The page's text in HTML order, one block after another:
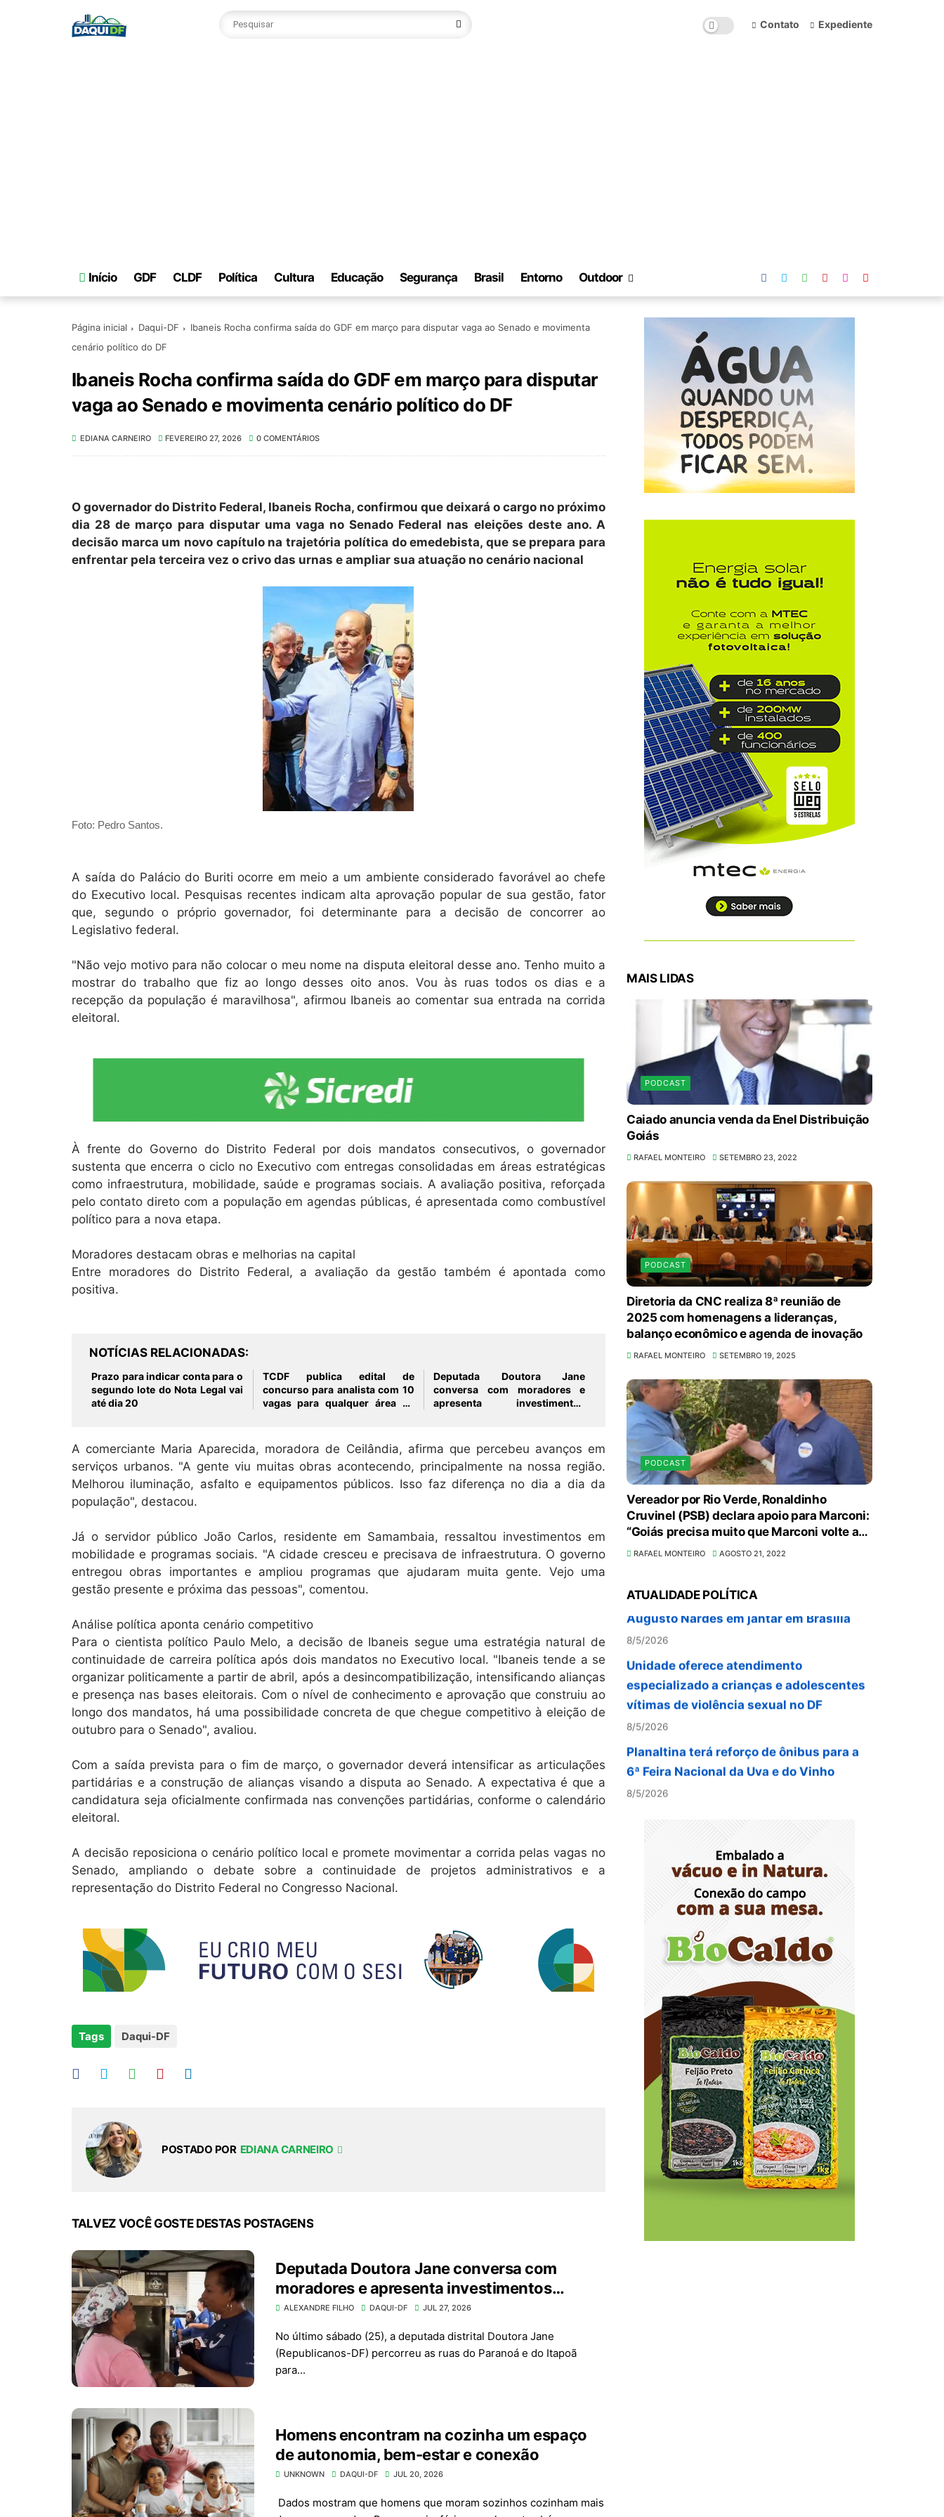
Contato Expediente
Início GDF CLDF Política Cultura Educação Segurança Brasil Entorno Outdoor
Página inicial Daqui-DF
Ibaneis Rocha confirma saída do GDF em março para disputar vaga ao Senado e movimenta
cenário político do DF
Ibaneis Rocha confirma saída do GDF em março para disputar
vaga ao Senado e movimenta cenário político do DF
EDIANA CARNEIRO FEVEREIRO 27, 2026 0 COMENTÁRIOS
O governador do Distrito Federal, Ibaneis Rocha, confirmou que deixará o cargo no próximo
dia 28 de março para disputar uma vaga no Senado Federal nas eleições deste ano. A
decisão marca um novo capítulo na trajetória política do emedebista, que se prepara para
enfrentar pela terceira vez o crivo das urnas e ampliar sua atuação no cenário nacional
Foto: Pedro Santos.
A saída do Palácio do Buriti ocorre em meio a um ambiente considerado favorável ao chefe
do Executivo local. Pesquisas recentes indicam alta aprovação popular de sua gestão, fator
que, segundo o próprio governador, foi determinante para a decisão de concorrer ao
Legislativo federal.
"Não vejo motivo para não colocar o meu nome na disputa eleitoral desse ano. Tenho muito a
mostrar do trabalho que fiz ao longo desses oito anos. Vou às ruas todos os dias e a
recepção da população é maravilhosa", afirmou Ibaneis ao comentar sua entrada na corrida
eleitoral.
À frente do Governo do Distrito Federal por dois mandatos consecutivos, o governador
sustenta que encerra o ciclo no Executivo com entregas consolidadas em áreas estratégicas
como infraestrutura, mobilidade, saúde e programas sociais. A avaliação positiva, reforçada
pelo contato direto com a população em agendas públicas, é apresentada como combustível
político para a nova etapa.
Moradores destacam obras e melhorias na capital
Entre moradores do Distrito Federal, a avaliação da gestão também é apontada como
positiva.
NOTÍCIAS RELACIONADAS
Prazo para indicar conta para o
segundo lote do Nota Legal vai
até dia 20
TCDF publica edital de
concurso para analista com 10
vagas para qualquer área de
Deputada Doutora Jane
conversa com moradores e
apresenta investimentos
A comerciante Maria Aparecida, moradora de Ceilândia, afirma que percebeu avanços em
serviços urbanos. "A gente viu muitas obras acontecendo, principalmente na nossa região.
Melhorou iluminação, asfalto e equipamentos públicos. Isso faz diferença no dia a dia da
população", destacou.
Já o servidor público João Carlos, residente em Samambaia, ressaltou investimentos em
mobilidade e programas sociais. "A cidade cresceu e precisava de infraestrutura. O governo
entregou obras importantes e ampliou programas que ajudaram muita gente. Vejo uma
gestão presente e próxima das pessoas", comentou.
Análise política aponta cenário competitivo
Para o cientista político Paulo Melo, a decisão de Ibaneis segue uma estratégia natural de
continuidade de carreira política após dois mandatos no Executivo local. "Ibaneis tende a se
organizar politicamente a partir de abril, após a desincompatibilização, intensificando alianças
e presença nas bases eleitorais. Com o nível de conhecimento e aprovação que construiu ao
longo dos mandatos, há uma possibilidade concreta de que chegue competitivo à eleição de
outubro para o Senado", avaliou.
Com a saída prevista para o fim de março, o governador deverá intensificar as articulações
partidárias e a construção de alianças visando a disputa ao Senado. A expectativa é que a
candidatura seja oficialmente confirmada nas convenções partidárias, conforme o calendário
eleitoral.
A decisão reposiciona o cenário político local e promete movimentar a corrida pelas vagas no
Senado, ampliando o debate sobre a continuidade de projetos administrativos e a
representação do Distrito Federal no Congresso Nacional.
Tags Daqui-DF
POSTADO POR EDIANA CARNEIRO
TALVEZ VOCÊ GOSTE DESTAS POSTAGENS
Deputada Doutora Jane conversa com
moradores e apresenta investimentos
durante caminhada
ALEXANDRE FILHO DAQUI-DF JUL 27, 2026
No último sábado (25), a deputada distrital Doutora Jane
(Republicanos-DF) percorreu as ruas do Paranoá e do Itapoã
para...
Homens encontram na cozinha um espaço
de autonomia, bem-estar e conexão
UNKNOWN DAQUI-DF JUL 20, 2026
Dados mostram que homens que moram sozinhos cozinham mais
MAIS LIDAS
PODCAST
Caiado anuncia venda da Enel Distribuição
Goiás
RAFAEL MONTEIRO SETEMBRO 23, 2022
PODCAST
Diretoria da CNC realiza 8ª reunião de
2025 com homenagens a lideranças,
balanço econômico e agenda de inovação
RAFAEL MONTEIRO SETEMBRO 19, 2025
PODCAST
Vereador por Rio Verde, Ronaldinho
Cruvinel (PSB) declara apoio para Marconi:
“Goiás precisa muito que Marconi volte ao
cenário político”
RAFAEL MONTEIRO AGOSTO 21, 2022
ATUALIDADE POLÍTICA
Augusto Nardes em jantar em Brasília
8/5/2026
Unidade oferece atendimento
especializado a crianças e adolescentes
vítimas de violência sexual no DF
8/5/2026
Planaltina terá reforço de ônibus para a
6ª Feira Nacional da Uva e do Vinho
8/5/2026
Endereços em Planaltina terão o
nesta quinta-feira (6)
Lactário do Hospital de Base garante
alimentação segura e personalizada aos
pacientes
8/5/2026
Agosto Lilás reforça orientação sobre
direitos e canais de proteção às
mulheres
8/5/2026
Anvisa propõe atualizar as normas da
propaganda de alimentos e de
medicamentos
8/5/2026
PL quer assegurar direito ao voto de
agentes de segurança escalados no dia
da eleição
Radamés Gnattali nesta sexta (7)